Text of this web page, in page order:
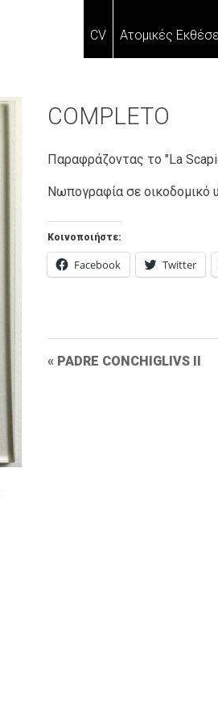
CV Ατομικές
COMPLETO
Παραφράζοντας το "La
Νωπογραφία σε οικοδομικό
Κοινοποιήστε:
Facebook Twitter
Post
PADRE CONCHIGLIVS II